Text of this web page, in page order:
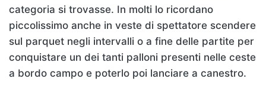
categoria si trovasse. In molti lo ricordano
piccolissimo anche in veste di spettatore scendere
sul parquet negli intervalli o a fine delle partite per
conquistare un dei tanti palloni presenti nelle ceste
a bordo campo e poterlo poi lanciare a canestro.